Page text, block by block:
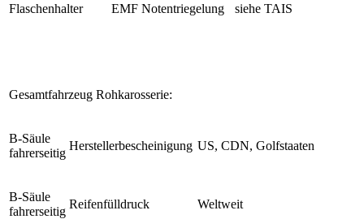
Flaschenhalter EMF Notentriegelung siehe TAIS
Gesamtfahrzeug Rohkarosserie:
B-Säule
fahrerseitig
Herstellerbescheinigung US, CDN, Golfstaaten
B-Säule
fahrerseitig
Reifenfülldruck Weltweit